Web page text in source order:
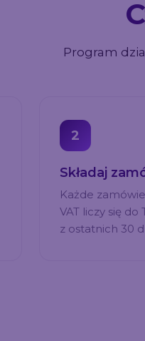
Program
2
Składaj
Każde
VAT liczy się
z ostatnich 30